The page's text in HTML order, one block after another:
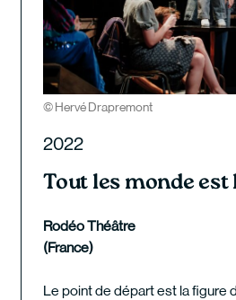
© Hervé Drapremont
2022
Tout les monde est
Rodéo Théâtre
(France)
Le point de départ est la figure